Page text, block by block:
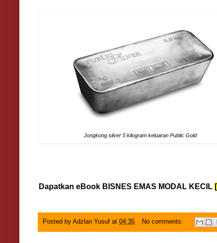
Jongkong silver 5 kilogram keluaran Public Gold
Dapatkan eBook BISNES EMAS MODAL KECIL
Posted by Adzlan Yusuf at 04:35 No comments: